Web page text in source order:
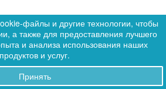
0
Хит
файлы и другие технологии, чтобы
а также для предоставления лучшего
и анализа использования наших
продуктов и услуг.
Принять